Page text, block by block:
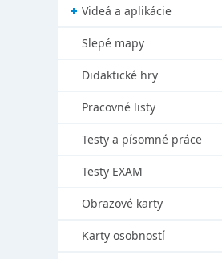
Videá a aplikácie
Slepé mapy
Didaktické hry
Pracovné listy
Testy a písomné práce
Testy EXAM
Obrazové karty
Karty osobností